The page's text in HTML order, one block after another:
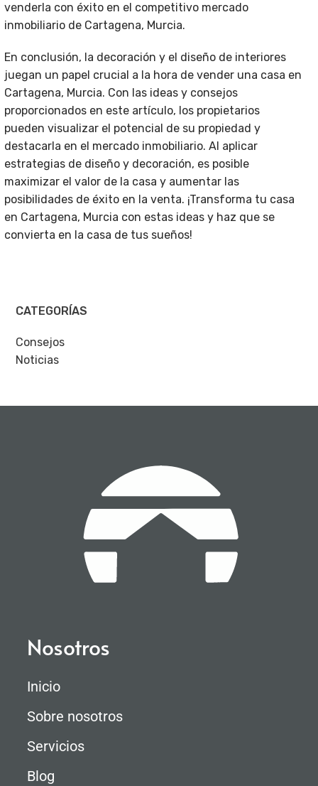
venderla con éxito en el competitivo mercado
inmobiliario de Cartagena, Murcia.
En conclusión, la decoración y el diseño de interiores
juegan un papel crucial a la hora de vender una casa en
Cartagena, Murcia. Con las ideas y consejos
proporcionados en este artículo, los propietarios
pueden visualizar el potencial de su propiedad y
destacarla en el mercado inmobiliario. Al aplicar
estrategias de diseño y decoración, es posible
maximizar el valor de la casa y aumentar las
posibilidades de éxito en la venta. ¡Transforma tu casa
en Cartagena, Murcia con estas ideas y haz que se
convierta en la casa de tus sueños!
CATEGORÍAS
Consejos
Noticias
Nosotros
Inicio
Sobre nosotros
Servicios
Blog